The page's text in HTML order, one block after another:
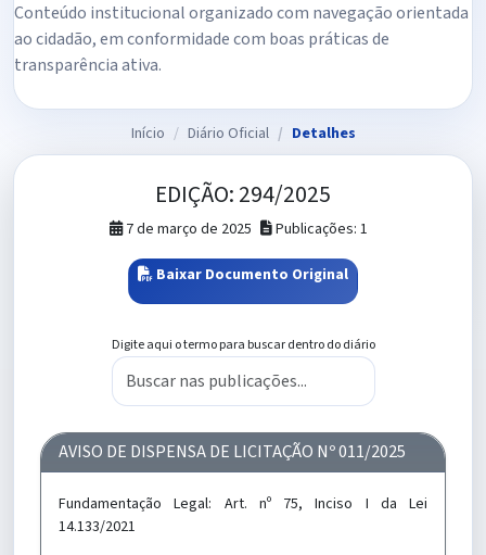
Conteúdo institucional organizado com navegação orientada
ao cidadão, em conformidade com boas práticas de
transparência ativa.
Início Diário Oficial Detalhes
EDIÇÃO: 294/2025
7 de março de 2025 Publicações: 1
Baixar Documento Original
Digite aqui o termo para buscar dentro do diário
AVISO DE DISPENSA DE LICITAÇÃO Nº 011/2025
Fundamentação Legal: Art. nº 75, Inciso I da Lei
14.133/2021